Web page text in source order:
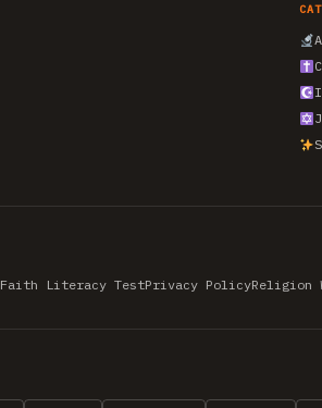
Faith Literacy TestPrivacy PolicyReligion